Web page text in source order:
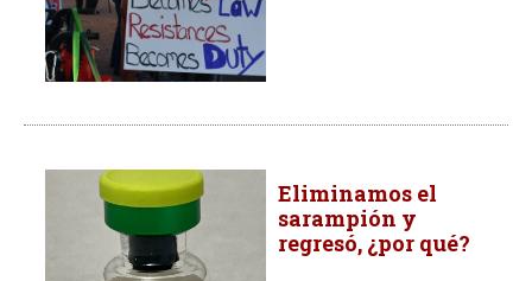
Eliminamos el
sarampión y
regresó, ¿por qué?